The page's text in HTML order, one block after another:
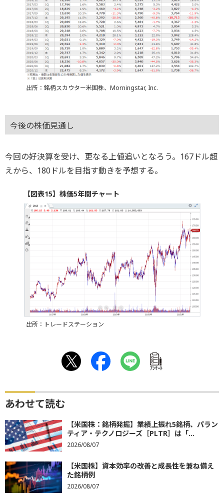
出所：銘柄スカウター米国株、Morningstar, Inc.
今後の株価見通し
今回の好決算を受け、更なる上値追いとなろう。167ドル超
えから、180ドルを目指す動きを予想する。
【図表15】株価5年間チャート
出所：トレードステーション
ｱﾝｹｰﾄ
あわせて読む
【米国株：銘柄発掘】業績上振れ5銘柄、パラン
ティア・テクノロジーズ［PLTR］は「...
2026/08/07
【米国株】資本効率の改善と成長性を兼ね備え
た銘柄例
2026/08/07